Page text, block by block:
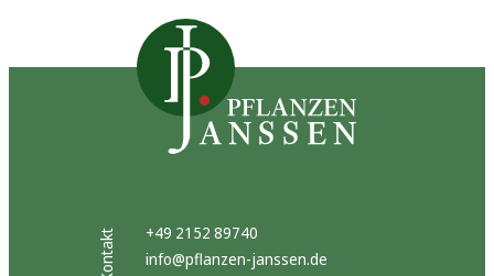
Kontakt
+49 2152 89740
info@pflanzen-janssen.de